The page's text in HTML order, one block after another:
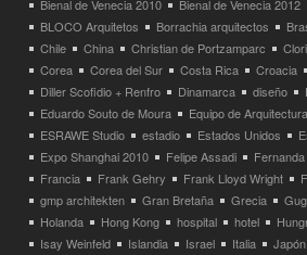
Bienal de Venecia 2010
Bienal de Venecia 2012
BLOCO Arquitetos
Borrachia arquitectos
Chile
China Christian de Portzamparc
Corea
Corea del Sur Costa Rica Croacia
Diller Scofidio + Renfro
Dinamarca diseño
Eduardo Souto de Moura
Equipo de Arquitectura
ESRAWE Studio
estadio Estados Unidos
Expo Shanghai 2010
Felipe Assadi
Francia
Frank Gehry Frank Lloyd Wright
gmp architekten
Gran Bretaña Grecia
Holanda
Hong Kong hospital hotel
Isay Weinfeld
Islandia Israel Italia Japón